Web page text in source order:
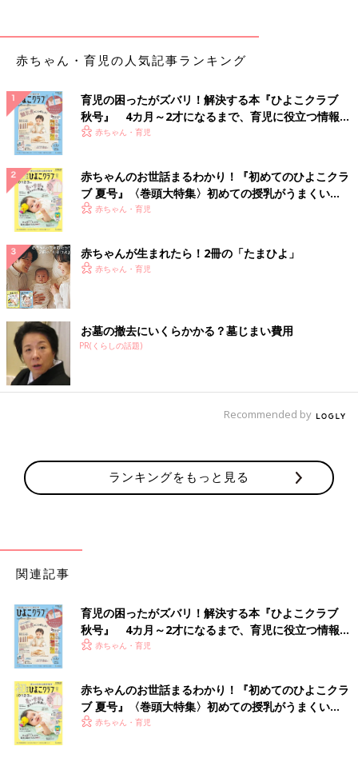
赤ちゃん・育児の人気記事ランキング
育児の困ったがズバリ！解決する本『ひよこクラブ
秋号』 4カ月～2才になるまで、育児に役立つ情報が
いっぱい！
赤ちゃん・育児
赤ちゃんのお世話まるわかり！『初めてのひよこクラ
ブ 夏号』〈巻頭大特集〉初めての授乳がうまくい
く！ おっぱい・ミルクの基本と夏のトラブル 解決テ
赤ちゃん・育児
赤ちゃんが生まれたら！2冊の「たまひよ」
赤ちゃん・育児
お墓の撤去にいくらかかる？墓じまい費用
PR(くらしの話題)
Recommended by
ランキングをもっと見る
関連記事
育児の困ったがズバリ！解決する本『ひよこクラブ
秋号』 4カ月～2才になるまで、育児に役立つ情報が
いっぱい！
赤ちゃん・育児
赤ちゃんのお世話まるわかり！『初めてのひよこクラ
ブ 夏号』〈巻頭大特集〉初めての授乳がうまくい
く！ おっぱい・ミルクの基本と夏のトラブル 解決テ
赤ちゃん・育児